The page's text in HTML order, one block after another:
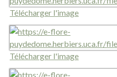
Télécharger l'image
Télécharger l'image